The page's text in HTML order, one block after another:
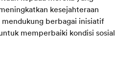
kesejahteraan
mendukung berbagai inisiatif
memperbaiki kondisi sosial